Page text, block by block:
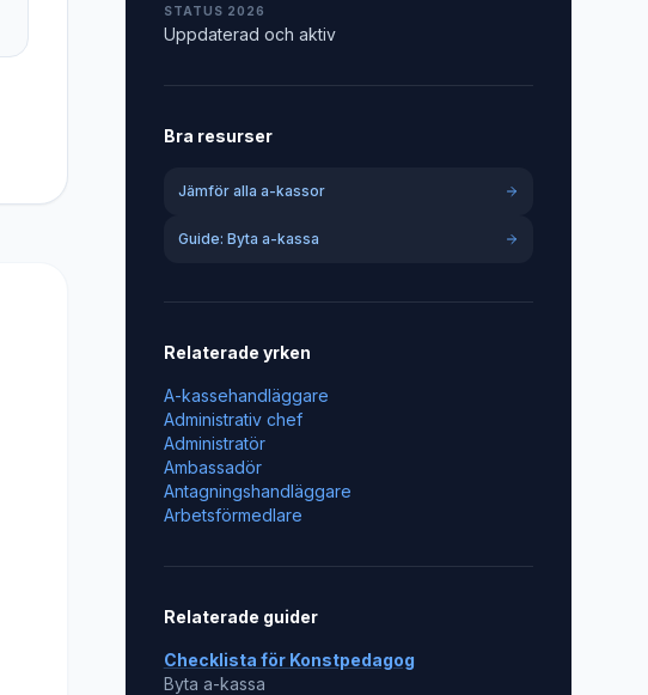
STATUS 2026
Uppdaterad och aktiv
Bra resurser
Jämför alla a-kassor
Guide: Byta a-kassa
Relaterade yrken
A-kassehandläggare
Administrativ chef
Administratör
Ambassadör
Antagningshandläggare
Arbetsförmedlare
Relaterade guider
Checklista för Konstpedagog
Byta a-kassa